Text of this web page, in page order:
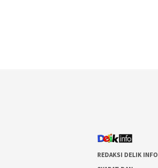
REDAKSI DELIK INFO